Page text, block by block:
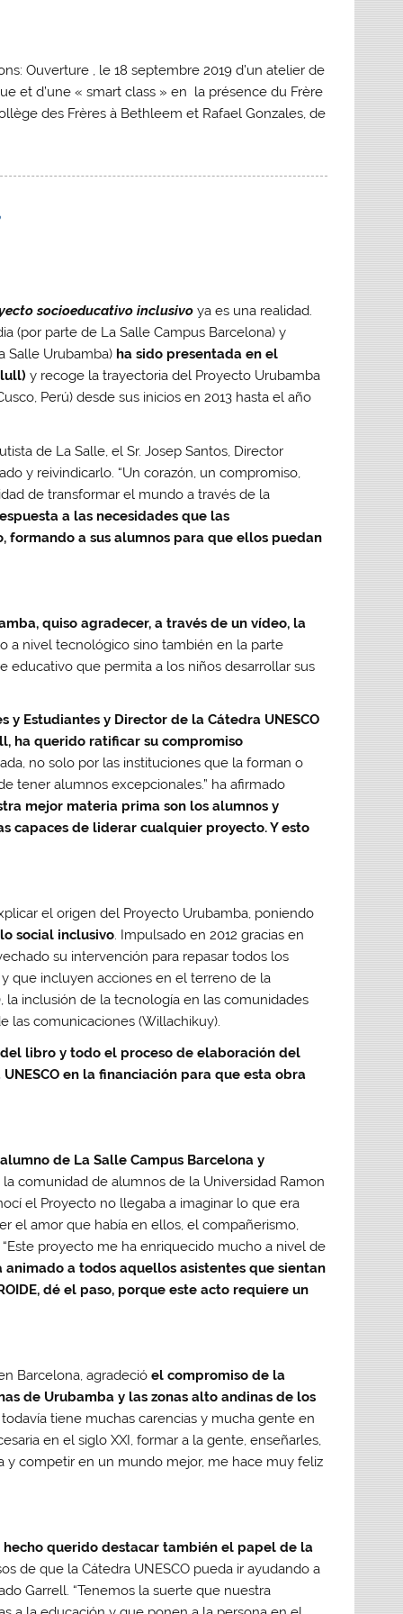
Ouverture , le 18 septembre 2019 d’un atelier de
et d’une « smart class » en la présence du Frère
des Frères à Bethleem et Rafael Gonzales, de
socioeducativo inclusivoya es una realidad.
(por parte de La Salle Campus Barcelona) y
Salle Urubamba) ha sido presentada en el
y recoge la trayectoria del Proyecto Urubamba
Perú) desde sus inicios en 2013 hasta el año
de La Salle, el Sr. Josep Santos, Director
y reivindicarlo. “Un corazón, un compromiso,
de transformar el mundo a través de la
a las necesidades que las
a sus alumnos para que ellos puedan
quiso agradecer, a través de un vídeo, la
a nivel tecnológico sino también en la parte
que permita a los niños desarrollar sus
y Estudiantes y Director de la Cátedra UNESCO
ha querido ratificar su compromiso
no solo por las instituciones que la forman o
tener alumnos excepcionales.” ha afirmado
mejor materia prima son los alumnos y
capaces de liderar cualquier proyecto. Y esto
el origen del Proyecto Urubamba, poniendo
social inclusivo. Impulsado en 2012 gracias en
su intervención para repasar todos los
que incluyen acciones en el terreno de la
la inclusión de la tecnología en las comunidades
las comunicaciones (Willachikuy).
libro y todo el proceso de elaboración del
en la financiación para que esta obra
de La Salle Campus Barcelona y
comunidad de alumnos de la Universidad Ramon
el Proyecto no llegaba a imaginar lo que era
el amor que había en ellos, el compañerismo,
proyecto me ha enriquecido mucho a nivel de
animado a todos aquellos asistentes que sientan
dé el paso, porque este acto requiere un
Barcelona, agradeció el compromiso de la
de Urubamba y las zonas alto andinas de los
tiene muchas carencias y mucha gente en
en el siglo XXI, formar a la gente, enseñarles,
y competir en un mundo mejor, me hace muy feliz
hecho querido destacar también el papel de la
de que la Cátedra UNESCO pueda ir ayudando a
Garrell. “Tenemos la suerte que nuestra